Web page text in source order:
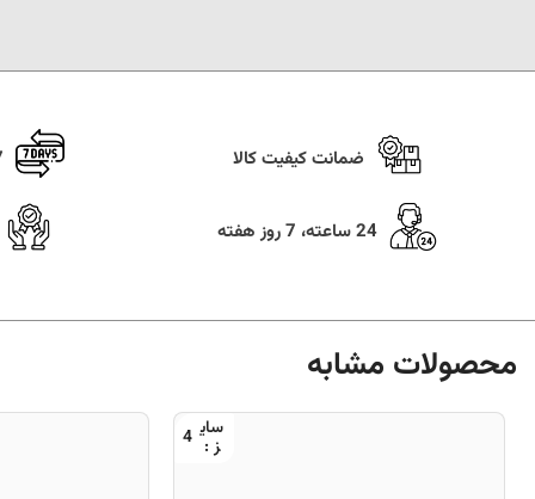
ضمانت کیفیت کالا 7
24 ساعته، 7 روز هفته
محصولات مشابه
4